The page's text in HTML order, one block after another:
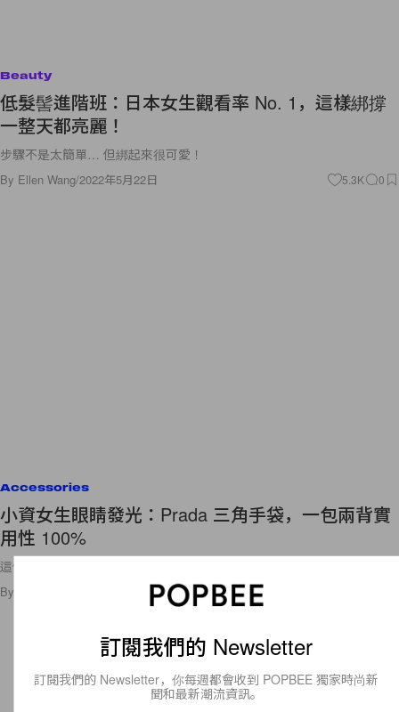
Beauty
低髮髻進階班：日本女生觀看率 No. 1，這樣綁撐
一整天都亮麗！
步驟不是太簡單… 但綁起來很可愛！
By Ellen Wang/2022年5月22日 5.3K 0
Accessories
小資女生眼睛發光：Prada 三角手袋，一包兩背實
用性 100%
這個價錢很可以！
By 2022年5月22日
訂閱我們的 Newsletter
訂閱我們的 Newsletter，你每週都會收到 POPBEE 獨家時尚新
聞和最新潮流資訊。